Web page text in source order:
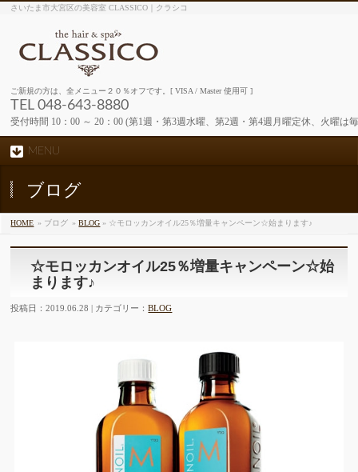
さいたま市大宮区の美容室 CLASSICO｜クラシコ
ご新規の方は、全メニュー２０％オフです。[ VISA / Master 使用可 ]
TEL 048-643-8880
受付時間 10：00 ～ 20：00 (第1週・第3週水曜、第2週・第4週月曜定休、火曜は
MENU
ブログ
HOME » ブログ »BLOG » ☆モロッカンオイル25％増量キャンペーン☆始まります♪
☆モロッカンオイル25％増量キャンペーン☆始
まります♪
投稿日：2019.06.28 | カテゴリー：BLOG